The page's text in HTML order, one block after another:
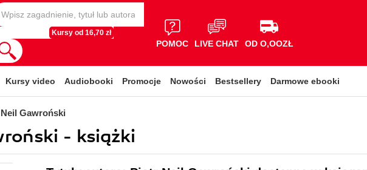
Kursy od 16,70 zł
POMOC LIVE CHAT OD O,OOZŁ
Kursy video Audiobooki Promocje Nowości Bestsellery Darmowe ebooki
Gawroński
- książki